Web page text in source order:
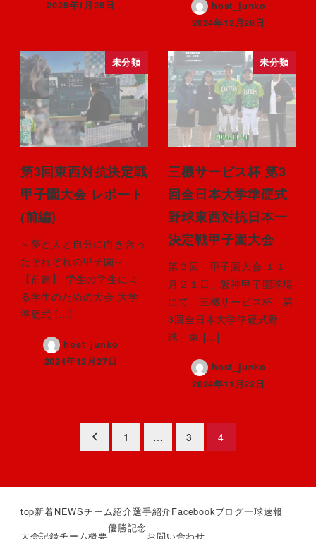
2025年1月25日
host_junko
2024年12月28日
未分類
第3回東西対抗決定戦
甲子園大会 レポート
(前編)
～夢と人と自分に向き合っ
たそれぞれの甲子園～
【前篇】 学生の学生によ
る学生のための大会 大学
準硬式 […]
host_junko
2024年12月27日
未分類
三機サービス杯 第3
回全日本大学準硬式
野球東西対抗日本一
決定戦甲子園大会
第３回 甲子園大会 １１
月２１日、阪神甲子園球場
にて「三機サービス杯 第
3回全日本大学準硬式野
球 東 […]
host_junko
2024年11月22日
の
ペ
1 … 3 4
top新着NEWSチーム紹介選手紹介Facebookブログ一球速報
大会記録チーム概要
優勝記念
お問い合わせ